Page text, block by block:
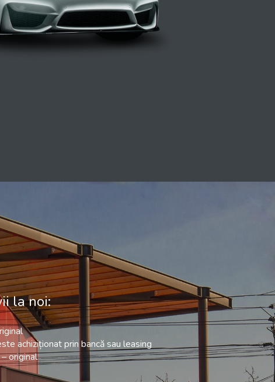
la noi:
achiziționat prin bancă sau leasing
original